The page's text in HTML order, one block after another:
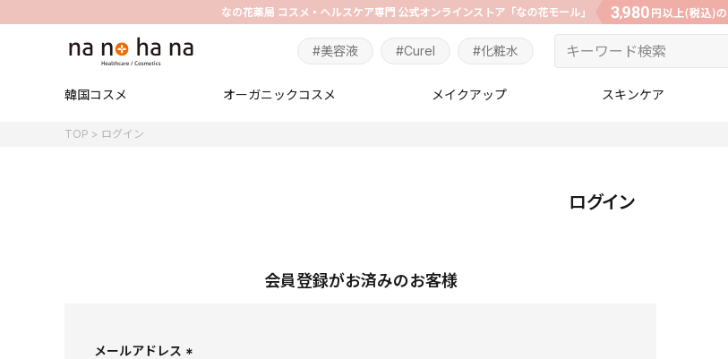
#化粧水
#Curel
#美容液
韓国コスメ オーガニックコスメ メイクアップ スキンケア
TOP ログイン
ログイン
会員登録がお済みのお客様
メールアドレス